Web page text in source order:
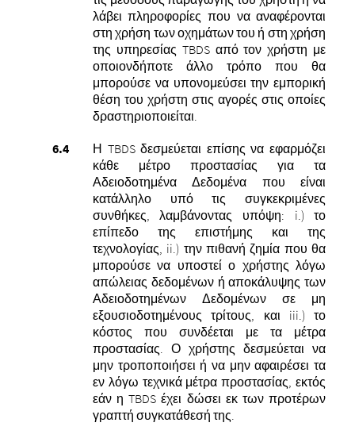
λάβει πληροφορίες που να αναφέρονται
στη χρήση των οχημάτων του ή στη χρήση
της υπηρεσίας TBDS από τον χρήστη με
οποιονδήποτε άλλο τρόπο που θα
μπορούσε να υπονομεύσει την εμπορική
θέση του χρήστη στις αγορές στις οποίες
δραστηριοποιείται.
Η TBDS δεσμεύεται επίσης να εφαρμόζει
κάθε μέτρο προστασίας για τα
Αδειοδοτημένα Δεδομένα που είναι
κατάλληλο υπό τις συγκεκριμένες
συνθήκες, λαμβάνοντας υπόψη: i.) το
επίπεδο της επιστήμης και της
τεχνολογίας, ii.) την πιθανή ζημία που θα
μπορούσε να υποστεί ο χρήστης λόγω
απώλειας δεδομένων ή αποκάλυψης των
Αδειοδοτημένων Δεδομένων σε μη
εξουσιοδοτημένους τρίτους, και iii.) το
κόστος που συνδέεται με τα μέτρα
προστασίας. Ο χρήστης δεσμεύεται να
μην τροποποιήσει ή να μην αφαιρέσει τα
εν λόγω τεχνικά μέτρα προστασίας, εκτός
εάν η TBDS έχει δώσει εκ των προτέρων
γραπτή συγκατάθεσή της.